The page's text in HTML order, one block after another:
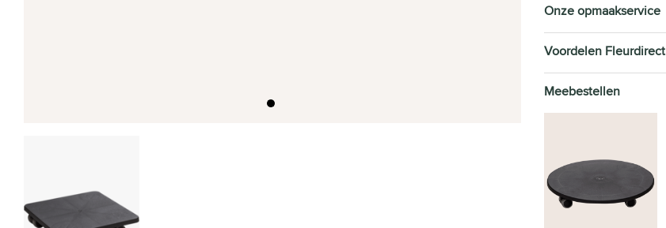
Onze opmaakservice
Voordelen Fleurdirect
Meebestellen